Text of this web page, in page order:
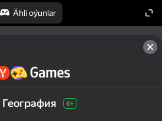
Ähli oýunlar
6+